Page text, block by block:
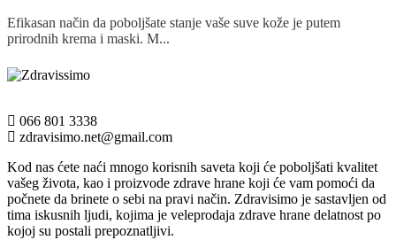
Efikasan način da poboljšate stanje vaše suve kože je putem
prirodnih krema i maski. M...
066 801 3338
zdravisimo.net@gmail.com
Kod nas ćete naći mnogo korisnih saveta koji će poboljšati kvalitet
vašeg života, kao i proizvode zdrave hrane koji će vam pomoći da
počnete da brinete o sebi na pravi način. Zdravisimo je sastavljen od
tima iskusnih ljudi, kojima je veleprodaja zdrave hrane delatnost po
kojoj su postali prepoznatljivi.